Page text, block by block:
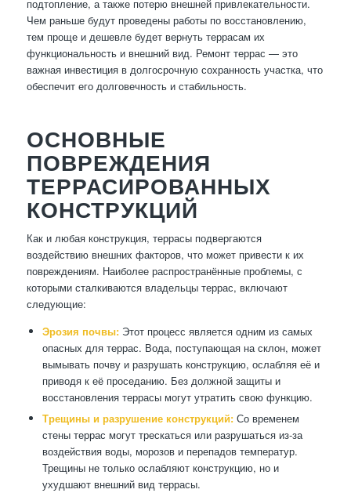
подтопление, а также потерю внешней привлекательности.
Чем раньше будут проведены работы по восстановлению,
тем проще и дешевле будет вернуть террасам их
функциональность и внешний вид. Ремонт террас — это
важная инвестиция в долгосрочную сохранность участка, что
обеспечит его долговечность и стабильность.
ОСНОВНЫЕ
ПОВРЕЖДЕНИЯ
ТЕРРАСИРОВАННЫХ
КОНСТРУКЦИЙ
Как и любая конструкция, террасы подвергаются
воздействию внешних факторов, что может привести к их
повреждениям. Наиболее распространённые проблемы, с
которыми сталкиваются владельцы террас, включают
следующие:
Эрозия почвы:Этот процесс является одним из самых
опасных для террас. Вода, поступающая на склон, может
вымывать почву и разрушать конструкцию, ослабляя её и
приводя к её проседанию. Без должной защиты и
восстановления террасы могут утратить свою функцию.
Трещины и разрушение конструкций:Со временем
стены террас могут трескаться или разрушаться из-за
воздействия воды, морозов и перепадов температур.
Трещины не только ослабляют конструкцию, но и
ухудшают внешний вид террасы.